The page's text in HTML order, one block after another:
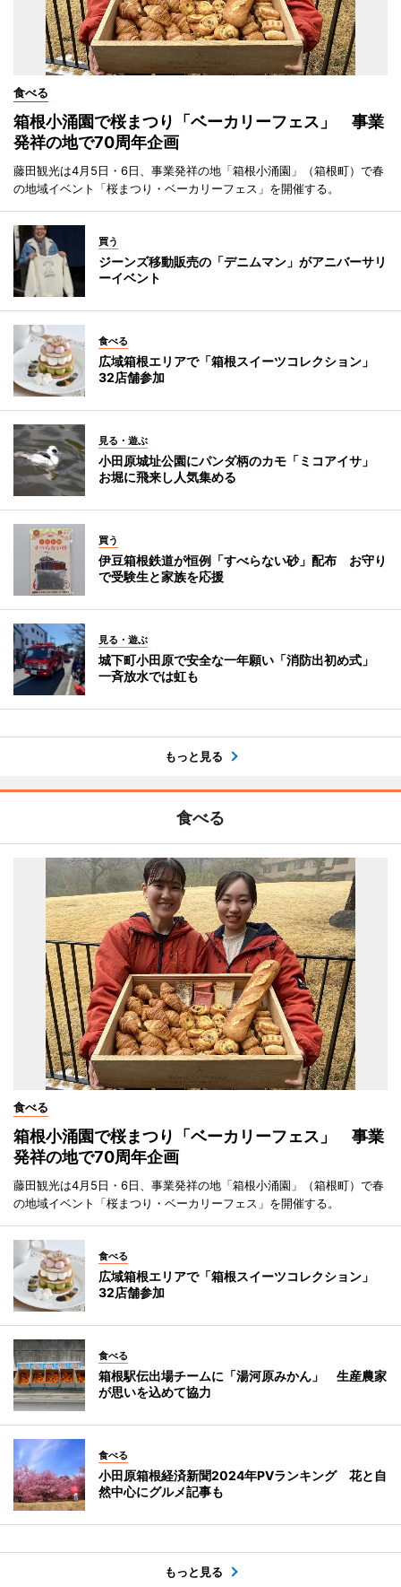
食べる
箱根小涌園で桜まつり「ベーカリーフェス」 事業
発祥の地で70周年企画
藤田観光は4月5日・6日、事業発祥の地「箱根小涌園」（箱根町）で春
の地域イベント「桜まつり・ベーカリーフェス」を開催する。
買う
ジーンズ移動販売の「デニムマン」がアニバーサリ
ーイベント
食べる
広域箱根エリアで「箱根スイーツコレクション」
32店舗参加
見る・遊ぶ
小田原城址公園にパンダ柄のカモ「ミコアイサ」
お堀に飛来し人気集める
買う
伊豆箱根鉄道が恒例「すべらない砂」配布 お守り
で受験生と家族を応援
見る・遊ぶ
城下町小田原で安全な一年願い「消防出初め式」
一斉放水では虹も
もっと見る
食べる
食べる
箱根小涌園で桜まつり「ベーカリーフェス」 事業
発祥の地で70周年企画
藤田観光は4月5日・6日、事業発祥の地「箱根小涌園」（箱根町）で春
の地域イベント「桜まつり・ベーカリーフェス」を開催する。
食べる
広域箱根エリアで「箱根スイーツコレクション」
32店舗参加
食べる
箱根駅伝出場チームに「湯河原みかん」 生産農家
が思いを込めて協力
食べる
小田原箱根経済新聞2024年PVランキング 花と自
然中心にグルメ記事も
もっと見る